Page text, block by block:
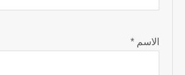
الاسم*